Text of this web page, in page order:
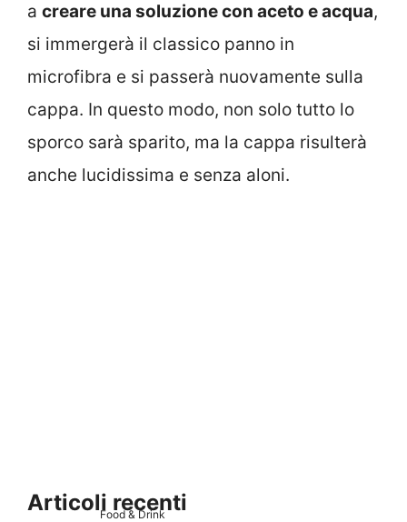
a creare una soluzione con aceto e acqua,
si immergerà il classico panno in
microfibra e si passerà nuovamente sulla
cappa. In questo modo, non solo tutto lo
sporco sarà sparito, ma la cappa risulterà
anche lucidissima e senza aloni.
Articoli recenti
Food & Drink